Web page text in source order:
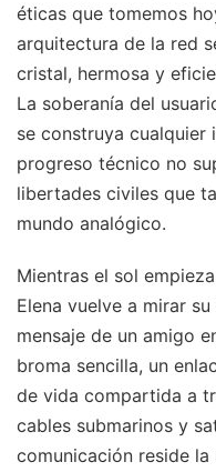
éticas que tomemos
arquitectura de la red
cristal, hermosa y
La soberanía del
se construya cualquier
progreso técnico no
libertades civiles que
mundo analógico.
Mientras el sol
Elena vuelve a mirar
mensaje de un amigo
broma sencilla, un
de vida compartida a
cables submarinos y
comunicación reside